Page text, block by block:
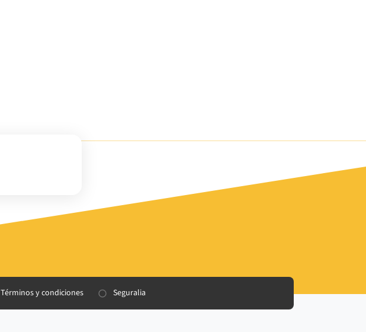
Términos y condiciones Seguralia